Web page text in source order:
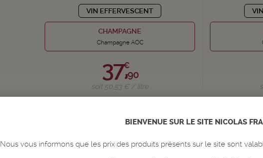
VIN EFFERVESCENT
CHAMPAGNE
Champagne AOC
37,€
90
soit 50,53 € / litre
- + AJOUTERAU PANIER - +
BIENVENUE SUR LE SITE NICOLAS
Nous vous informons que les prix des produits présents sur le site sont